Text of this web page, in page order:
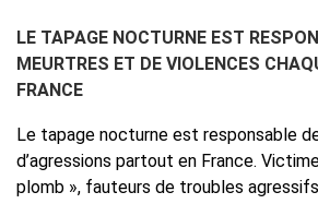
LE TAPAGE NOCTURNE EST
MEURTRES ET DE VIOLENCES
FRANCE
Le tapage nocturne est responsable
d’agressions partout en France.
plomb », fauteurs de troubles